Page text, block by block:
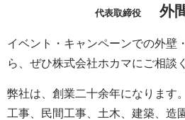
代表取締役 外
イベント・キャンペーンでの外壁
ら、ぜひ株式会社ホカマにご相談
弊社は、創業二十余年になりま
工事、民間工事、土木、建築、造